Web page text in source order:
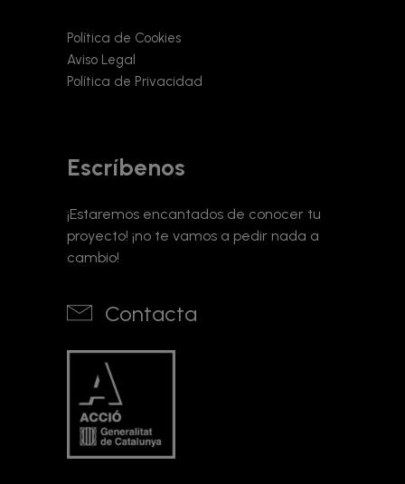
Política de Cookies
Aviso Legal
Política de Privacidad
Escríbenos
¡Estaremos encantados de conocer tu
proyecto! ¡no te vamos a pedir nada a
cambio!
Contacta